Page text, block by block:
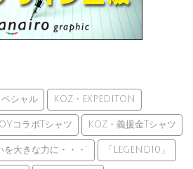
ペシャル KOZ・EXPEDITON
コラボTシャツ KOZ・義援金Tシャツ
を大きな力に・・・” 「LEGEND10」